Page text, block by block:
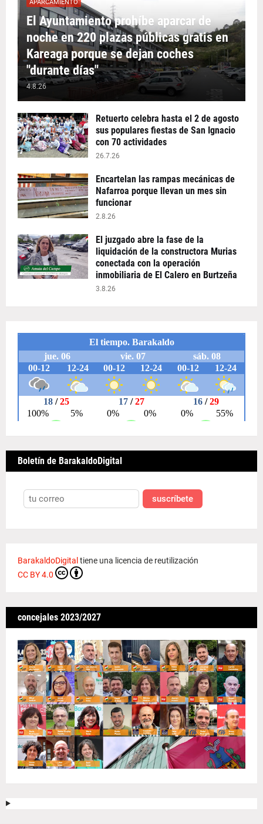
APARCAMIENTO
El Ayuntamiento prohíbe aparcar de
noche en 220 plazas públicas gratis en
Kareaga porque se dejan coches
"durante días"
4.8.26
Retuerto celebra hasta el 2 de agosto
sus populares fiestas de San Ignacio
con 70 actividades
26.7.26
Encartelan las rampas mecánicas de
Nafarroa porque llevan un mes sin
funcionar
2.8.26
El juzgado abre la fase de la
liquidación de la constructora Murias
conectada con la operación
inmobiliaria de El Calero en Burtzeña
3.8.26
Boletín de BarakaldoDigital
suscríbete
BarakaldoDigital tiene una licencia de reutilización
CC BY 4.0
concejales 2023/2027